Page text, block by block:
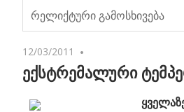
12/03/2011
ექსტრემალური